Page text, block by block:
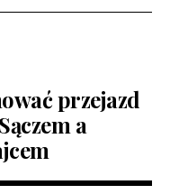
przejazd
a